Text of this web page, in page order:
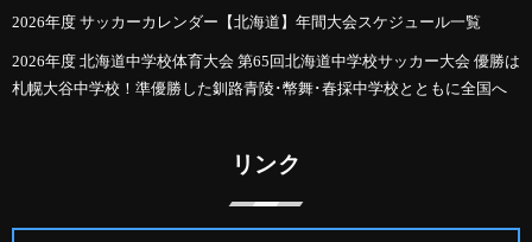
2026年度 サッカーカレンダー【北海道】年間大会スケジュール一覧
2026年度 北海道中学校体育大会 第65回北海道中学校サッカー大会 優勝は
札幌大谷中学校！準優勝した釧路青陵･幣舞･春採中学校とともに全国へ
リンク